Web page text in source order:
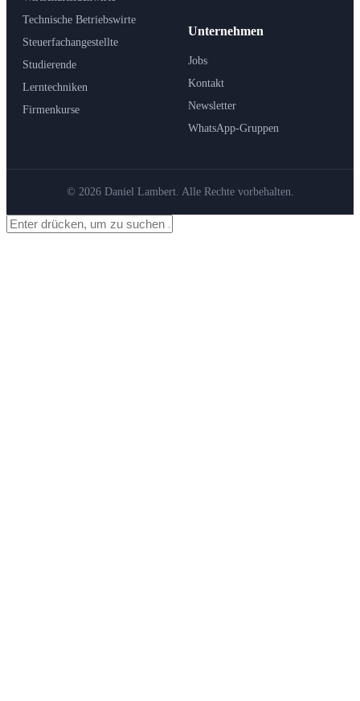
Technische Betriebswirte
Steuerfachangestellte
Studierende
Lerntechniken
Firmenkurse
Unternehmen
Jobs
Kontakt
Newsletter
WhatsApp-Gruppen
© 2026 Daniel Lambert. Alle Rechte vorbehalten.